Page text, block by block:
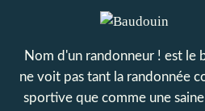
Nom d'un randonneur ! est le
ne voit pas tant la randonnée
sportive que comme une